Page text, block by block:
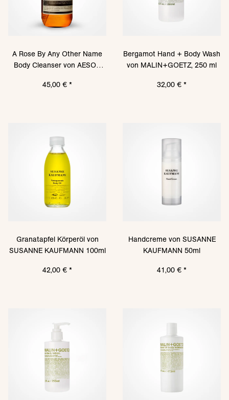
A Rose By Any Other Name
Body Cleanser von AESOP,
45,00 € *
Bergamot Hand + Body Wash
von MALIN+GOETZ, 250 ml
32,00 € *
Granatapfel Körperöl von
SUSANNE KAUFMANN 100ml
42,00 € *
Handcreme von SUSANNE
KAUFMANN 50ml
41,00 € *